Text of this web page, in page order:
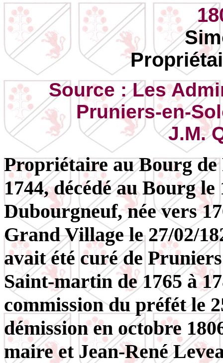
Source : Les
Pruniers-en-
J.M.
Propriétaire au Bourg
1744, décédé au Bourg
Dubourgneuf, née vers
Grand Village le 27/02/
avait été curé de
Saint-martin de 1765 à
commission du préfét le
démission en octobre
maire et Jean-René